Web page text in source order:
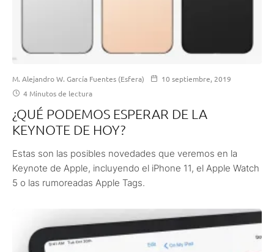
M. Alejandro W. García Fuentes (Esfera)
10 septiembre, 2019
4 Minutos de lectura
¿QUÉ PODEMOS ESPERAR DE LA
KEYNOTE DE HOY?
Estas son las posibles novedades que veremos en la
Keynote de Apple, incluyendo el iPhone 11, el Apple Watch
5 o las rumoreadas Apple Tags.